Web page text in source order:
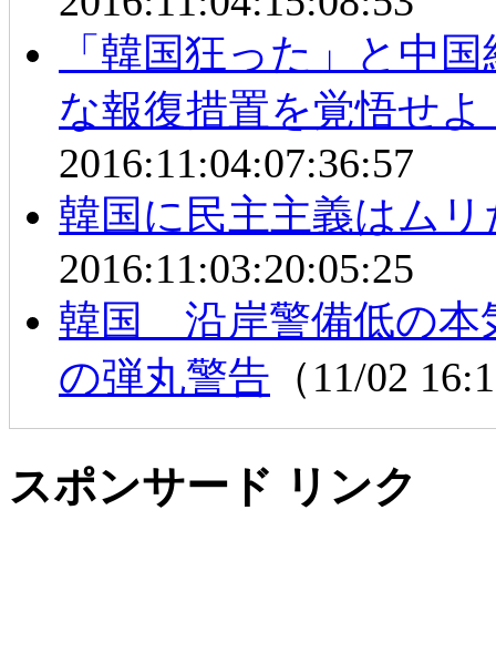
「韓国狂った」と中
な報復措置を覚悟せよ
2016:11:04:07:36:57
韓国に民主主義はム
2016:11:03:20:05:25
韓国 沿岸警備低の本
の弾丸警告 （11/02
スポンサード リンク